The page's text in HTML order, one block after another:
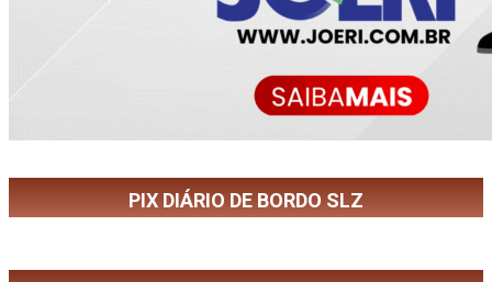
PIX DIÁRIO DE BORDO SLZ